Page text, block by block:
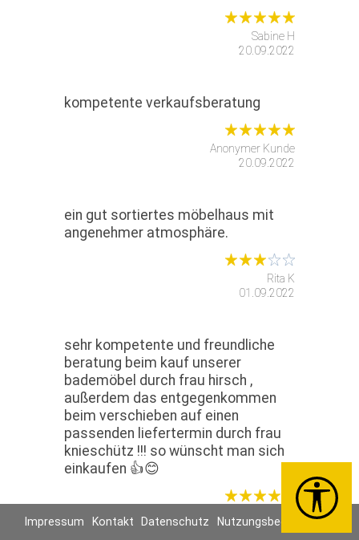
Sabine H
20.09.2022
kompetente verkaufsberatung
Anonymer Kunde
20.09.2022
ein gut sortiertes möbelhaus mit
angenehmer atmosphäre.
Rita K
01.09.2022
sehr kompetente und freundliche
beratung beim kauf unserer
bademöbel durch frau hirsch ,
außerdem das entgegenkommen
beim verschieben auf einen
passenden liefertermin durch frau
knieschütz !!! so wünscht man sich
einkaufen 👍😊
Familie U
30.08.2022
Impressum Kontakt Datenschutz Nutzungsbedingungen